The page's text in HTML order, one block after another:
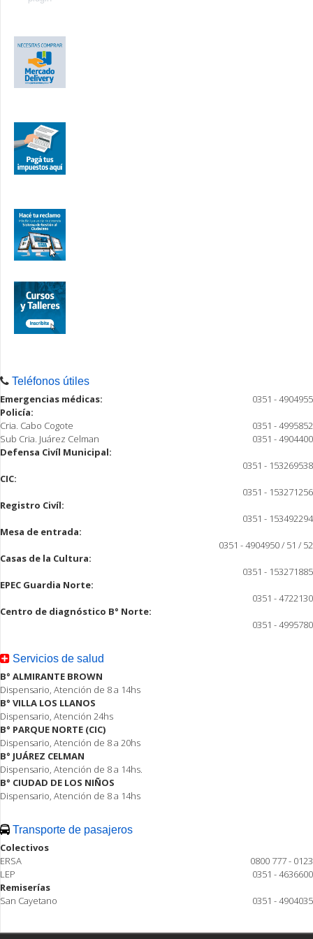
Teléfonos útiles
Emergencias médicas:
0351 - 4904955
Policía:
Cria. Cabo Cogote
0351 - 4995852
Sub Cria. Juárez Celman
0351 - 4904400
Defensa Civíl Municipal:
0351 - 153269538
CIC:
0351 - 153271256
Registro Civíl:
0351 - 153492294
Mesa de entrada:
0351 - 4904950 / 51 / 52
Casas de la Cultura:
0351 - 153271885
EPEC Guardia Norte:
0351 - 4722130
Centro de diagnóstico B° Norte:
0351 - 4995780
Servicios de salud
B° ALMIRANTE BROWN
Dispensario, Atención de 8 a 14hs
B° VILLA LOS LLANOS
Dispensario, Atención 24hs
B° PARQUE NORTE (CIC)
Dispensario, Atención de 8 a 20hs
B° JUÁREZ CELMAN
Dispensario, Atención de 8 a 14hs.
B° CIUDAD DE LOS NIÑOS
Dispensario, Atención de 8 a 14hs
Transporte de pasajeros
Colectivos
ERSA
0800 777 - 0123
LEP
0351 - 4636600
Remiserías
San Cayetano
0351 - 4904035